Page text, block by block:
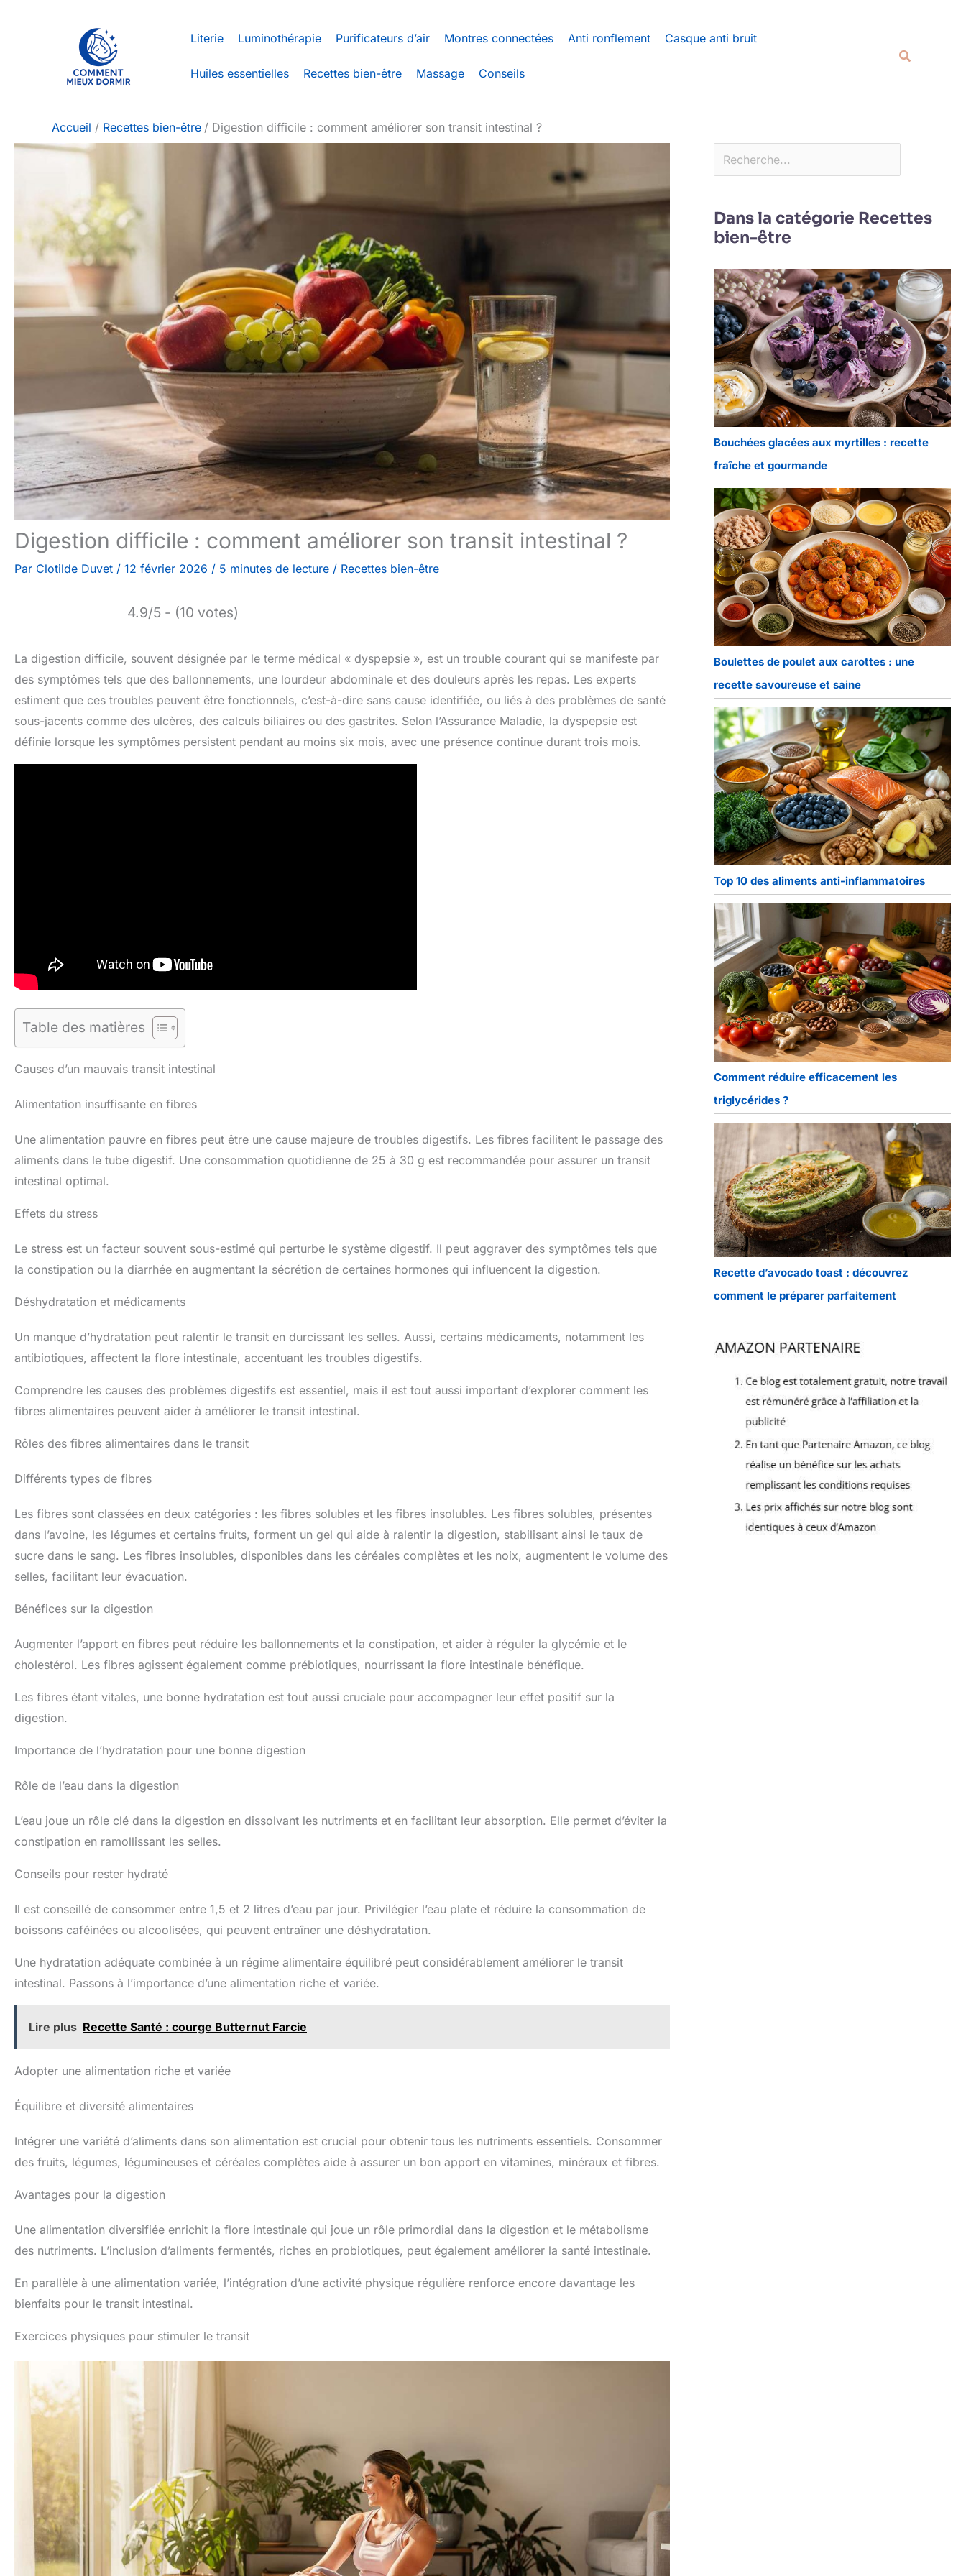
Literie Luminothérapie Purificateurs d’air Montres connectées Anti ronflement Casque anti bruit
Huiles essentielles Recettes bien-être Massage Conseils
Accueil Recettes bien-être Digestion difficile : comment améliorer son transit intestinal ?
Digestion difficile : comment améliorer son transit intestinal ?
Par Clotilde Duvet / 12 février 2026 / 5 minutes de lecture / Recettes bien-être
4.9/5 - (10 votes)
La digestion difficile, souvent désignée par le terme médical « dyspepsie », est un trouble courant qui se manifeste par
des symptômes tels que des ballonnements, une lourdeur abdominale et des douleurs après les repas. Les experts
estiment que ces troubles peuvent être fonctionnels, c’est-à-dire sans cause identifiée, ou liés à des problèmes de santé
sous-jacents comme des ulcères, des calculs biliaires ou des gastrites. Selon l’Assurance Maladie, la dyspepsie est
définie lorsque les symptômes persistent pendant au moins six mois, avec une présence continue durant trois mois.
Table des matières
Causes d’un mauvais transit intestinal
Alimentation insuffisante en fibres
Une alimentation pauvre en fibres peut être une cause majeure de troubles digestifs. Les fibres facilitent le passage des
aliments dans le tube digestif. Une consommation quotidienne de 25 à 30 g est recommandée pour assurer un transit
intestinal optimal.
Effets du stress
Le stress est un facteur souvent sous-estimé qui perturbe le système digestif. Il peut aggraver des symptômes tels que
la constipation ou la diarrhée en augmentant la sécrétion de certaines hormones qui influencent la digestion.
Déshydratation et médicaments
Un manque d’hydratation peut ralentir le transit en durcissant les selles. Aussi, certains médicaments, notamment les
antibiotiques, affectent la flore intestinale, accentuant les troubles digestifs.
Comprendre les causes des problèmes digestifs est essentiel, mais il est tout aussi important d’explorer comment les
fibres alimentaires peuvent aider à améliorer le transit intestinal.
Rôles des fibres alimentaires dans le transit
Différents types de fibres
Les fibres sont classées en deux catégories : les fibres solubles et les fibres insolubles. Les fibres solubles, présentes
dans l’avoine, les légumes et certains fruits, forment un gel qui aide à ralentir la digestion, stabilisant ainsi le taux de
sucre dans le sang. Les fibres insolubles, disponibles dans les céréales complètes et les noix, augmentent le volume des
selles, facilitant leur évacuation.
Bénéfices sur la digestion
Augmenter l’apport en fibres peut réduire les ballonnements et la constipation, et aider à réguler la glycémie et le
cholestérol. Les fibres agissent également comme prébiotiques, nourrissant la flore intestinale bénéfique.
Les fibres étant vitales, une bonne hydratation est tout aussi cruciale pour accompagner leur effet positif sur la
digestion.
Importance de l’hydratation pour une bonne digestion
Rôle de l’eau dans la digestion
L’eau joue un rôle clé dans la digestion en dissolvant les nutriments et en facilitant leur absorption. Elle permet d’éviter la
constipation en ramollissant les selles.
Conseils pour rester hydraté
Il est conseillé de consommer entre 1,5 et 2 litres d’eau par jour. Privilégier l’eau plate et réduire la consommation de
boissons caféinées ou alcoolisées, qui peuvent entraîner une déshydratation.
Une hydratation adéquate combinée à un régime alimentaire équilibré peut considérablement améliorer le transit
intestinal. Passons à l’importance d’une alimentation riche et variée.
Lire plus Recette Santé : courge Butternut Farcie
Adopter une alimentation riche et variée
Équilibre et diversité alimentaires
Intégrer une variété d’aliments dans son alimentation est crucial pour obtenir tous les nutriments essentiels. Consommer
des fruits, légumes, légumineuses et céréales complètes aide à assurer un bon apport en vitamines, minéraux et fibres.
Avantages pour la digestion
Une alimentation diversifiée enrichit la flore intestinale qui joue un rôle primordial dans la digestion et le métabolisme
des nutriments. L’inclusion d’aliments fermentés, riches en probiotiques, peut également améliorer la santé intestinale.
En parallèle à une alimentation variée, l’intégration d’une activité physique régulière renforce encore davantage les
bienfaits pour le transit intestinal.
Exercices physiques pour stimuler le transit
Dans la catégorie Recettes
bien-être
Bouchées glacées aux myrtilles : recette
fraîche et gourmande
Boulettes de poulet aux carottes : une
recette savoureuse et saine
Top 10 des aliments anti-inflammatoires
Comment réduire efficacement les
triglycérides ?
Recette d’avocado toast : découvrez
comment le préparer parfaitement